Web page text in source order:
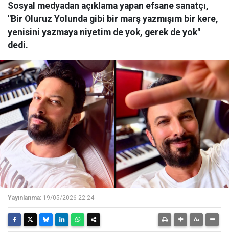
Sosyal medyadan açıklama yapan efsane sanatçı,
"Bir Oluruz Yolunda gibi bir marş yazmışım bir kere,
yenisini yazmaya niyetim de yok, gerek de yok"
dedi.
Yayınlanma: 19/05/2026 22:24